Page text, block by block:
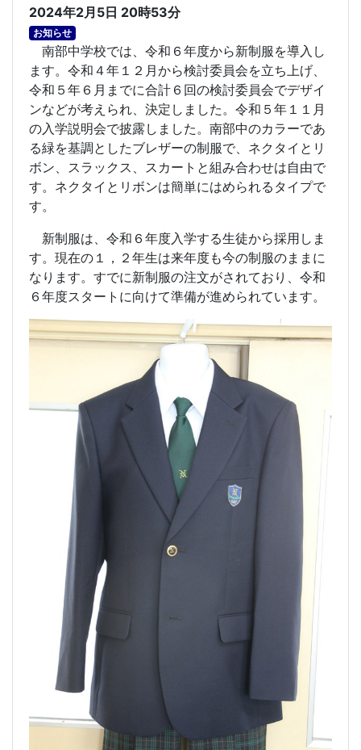
2024年2月5日 20時53分
お知らせ
南部中学校では、令和６年度から新制服を導入し
ます。令和４年１２月から検討委員会を立ち上げ、
令和５年６月までに合計６回の検討委員会でデザイ
ンなどが考えられ、決定しました。令和５年１１月
の入学説明会で披露しました。南部中のカラーであ
る緑を基調としたブレザーの制服で、ネクタイとリ
ボン、スラックス、スカートと組み合わせは自由で
す。ネクタイとリボンは簡単にはめられるタイプで
す。
新制服は、令和６年度入学する生徒から採用しま
す。現在の１，２年生は来年度も今の制服のままに
なります。すでに新制服の注文がされており、令和
６年度スタートに向けて準備が進められています。